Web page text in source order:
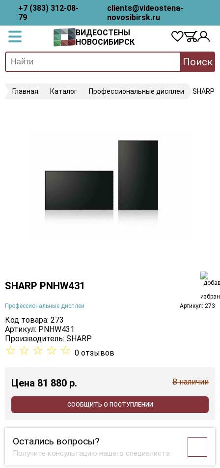
+7 (383) 312-08-
79
clients@videostena-
novosibirsk.ru
ВИДЕОСТЕНЫ
НОВОСИБИРСК
Поиск
Главная Каталог Профессиональные дисплеи SHARP
SHARP PNHW431
Профессиональные дисплеи Артикул: 273
Код товара: 273
Артикул: PNHW431
Производитель: SHARP
☆ ☆ ☆ ☆ ☆ 0 отзывов
Цена 81 880 p. В наличии
СООБЩИТЬ О ПОСТУПЛЕНИИ
Остались вопросы?
Получите консультацию нашего специалиста